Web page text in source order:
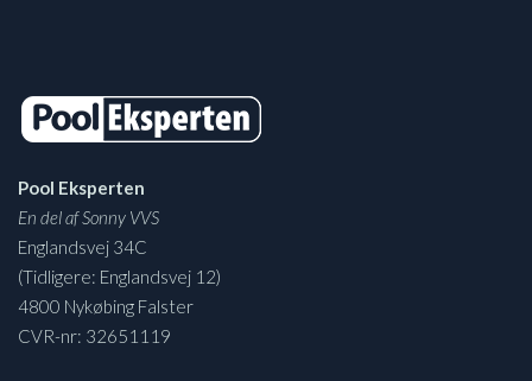
Pool Eksperten
En del af Sonny VVS
Englandsvej 34C
(Tidligere: Englandsvej 12)
4800 Nykøbing Falster
CVR-nr: 32651119